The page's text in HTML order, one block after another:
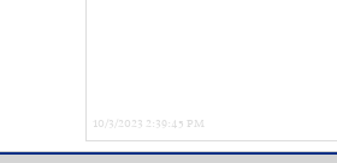
10/3/2023 2:39:45 PM